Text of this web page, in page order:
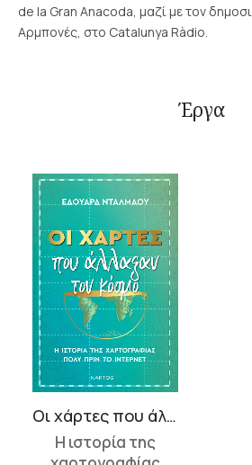
de la Gran Anacoda, μαζί με τον
Αρμπονές, στο Catalunya Ràdio.
Έργα
Οι χάρτες που άλλαξαν τον κόσμο
Η ιστορία της